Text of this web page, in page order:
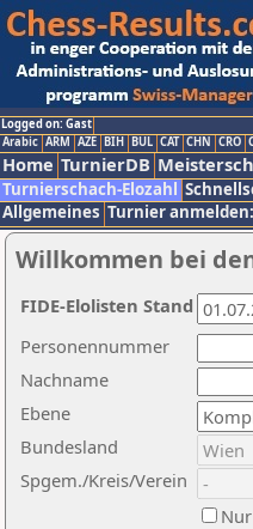
Logged on: Gast
Arabic ARM AZE BIH BUL CAT CHN CRO
Home TurnierDB
Turnierschach-Elozahl
Allgemeines Turnier
Willkommen bei
Nachname
Ebene
Personennummer
Bundesland
Spgem./Kreis/Verein
FIDE-Elolisten Stand